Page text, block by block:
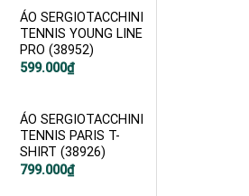
399.000₫.
ÁO SERGIOTACCHINI
TENNIS YOUNG LINE
PRO (38952)
Giá
599.000₫
Giá
599.000₫.
ÁO SERGIOTACCHINI
TENNIS PARIS T-
SHIRT (38926)
799.000₫